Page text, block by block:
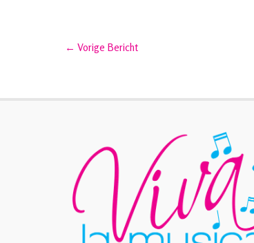
← Vorige Bericht